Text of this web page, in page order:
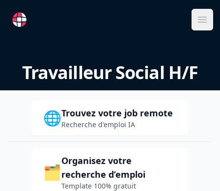
RemoteFR
Travailleur Social H/F
🌐Trouvez votre job remote
Recherche d'emploi IA
🗂️
Organisez votre
recherche d’emploi
Template 100% gratuit